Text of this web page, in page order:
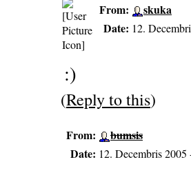
From:
skuka
Date: 12.
:)
(Reply to this)
From:
bumsis
Date: 12. Decembris 2005